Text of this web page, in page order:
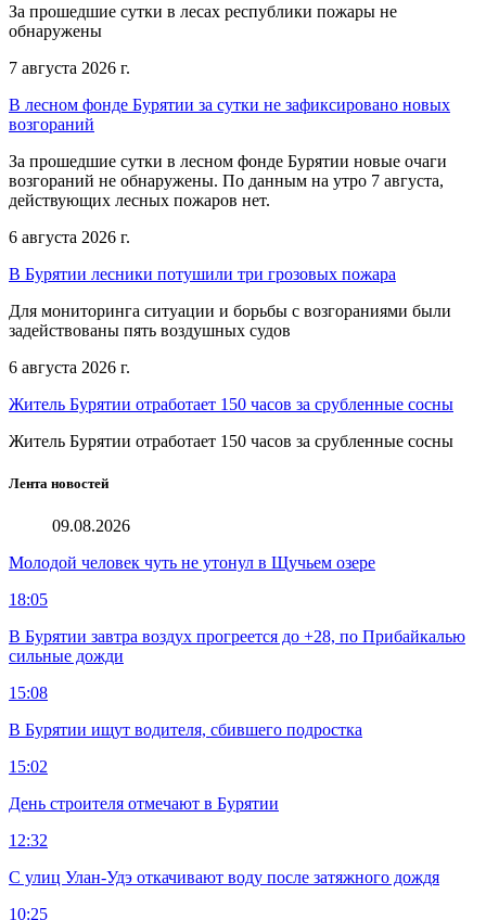
За прошедшие сутки в лесах республики пожары не
обнаружены
7 августа 2026 г.
В лесном фонде Бурятии за сутки не зафиксировано новых
возгораний
За прошедшие сутки в лесном фонде Бурятии новые очаги
возгораний не обнаружены. По данным на утро 7 августа,
действующих лесных пожаров нет.
6 августа 2026 г.
В Бурятии лесники потушили три грозовых пожара
Для мониторинга ситуации и борьбы с возгораниями были
задействованы пять воздушных судов
6 августа 2026 г.
Житель Бурятии отработает 150 часов за срубленные сосны
Житель Бурятии отработает 150 часов за срубленные сосны
Лента новостей
09.08.2026
Молодой человек чуть не утонул в Щучьем озере
18:05
В Бурятии завтра воздух прогреется до +28, по Прибайкалью
сильные дожди
15:08
В Бурятии ищут водителя, сбившего подростка
15:02
День строителя отмечают в Бурятии
12:32
С улиц Улан-Удэ откачивают воду после затяжного дождя
10:25